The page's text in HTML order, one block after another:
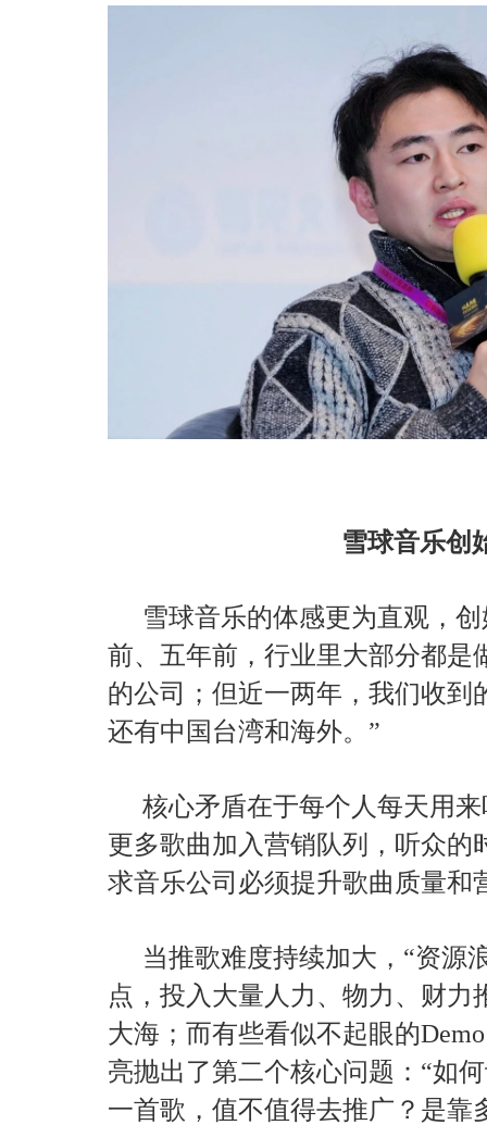
雪球音乐创
雪球音乐的体感更为直观，
前、五年前，行业里大部分都是
的公司；但近一两年，我们收到
还有中国台湾和海外。”
核心矛盾在于每个人每天用
更多歌曲加入营销队列，听众的
求音乐公司必须提升歌曲质量和
当推歌难度持续加大，“资源
点，投入大量人力、物力、财
大海；而有些看似不起眼的
亮抛出了第二个核心问题：“如
一首歌，值不值得去推广？是靠